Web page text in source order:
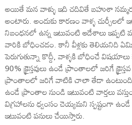
అయితే మన వాళ్ళు ఇది చదివితే బహుశా
అంటారు. అందుకు కారణం వాళ్ళ
నిబంధనలో ఉన్న ఇటువంటి ఆదేశాలు ఇప్పటి
వారికి బోధించడం. కానీ వీళ్లకు తెలియనిది
పెరుగుతున్నా కొద్దీ, వాళ్ళకి బోధించే
90% క్రైస్తవులు ఉండే ప్రాంతాలలో జరిగే
ప్రాంతాలలో జరిగే వాటికి చాలా తేడా ఉంటుంది.
ఉండే ప్రాంతాల నుండి ఇటువంటి వార్తలు
విగ్రహాలను ధ్వంసం చెయ్యమని స్పష్టంగా
ఇటువంటి పనులు చేయిస్తారు.